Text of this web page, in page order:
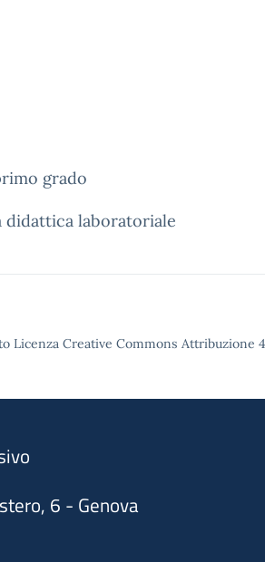
grado
didattica laboratoriale
Licenza Creative Commons Attribuzione
6 - Genova